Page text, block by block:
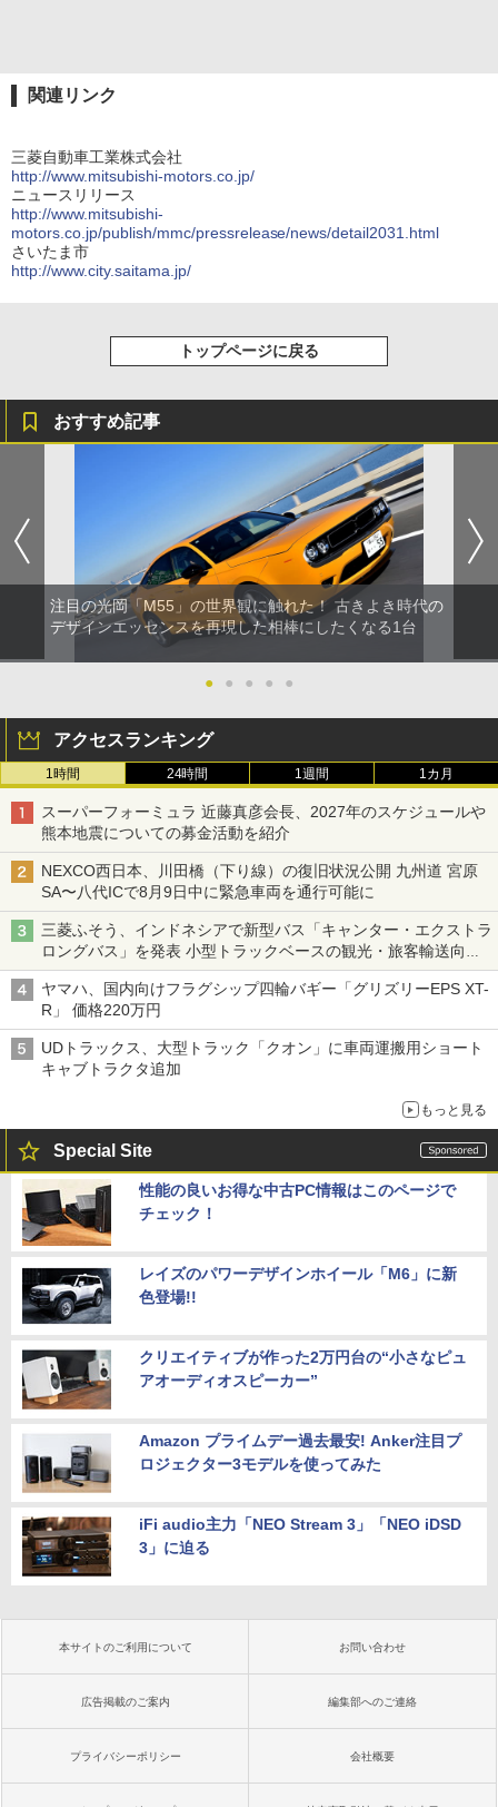
関連リンク
三菱自動車工業株式会社
http://www.mitsubishi-motors.co.jp/
ニュースリリース
http://www.mitsubishi-
motors.co.jp/publish/mmc/pressrelease/news/detail2031.html
さいたま市
http://www.city.saitama.jp/
トップページに戻る
おすすめ記事
注目の光岡「M55」の世界観に触れた！ 古きよき時代の
デザインエッセンスを再現した相棒にしたくなる1台
● ● ● ● ●
アクセスランキング
1時間 24時間 1週間 1カ月
スーパーフォーミュラ 近藤真彦会長、2027年のスケジュールや
熊本地震についての募金活動を紹介
NEXCO西日本、川田橋（下り線）の復旧状況公開 九州道 宮原
SA〜八代ICで8月9日中に緊急車両を通行可能に
三菱ふそう、インドネシアで新型バス「キャンター・エクストラ
ロングバス」を発表 小型トラックベースの観光・旅客輸送向け
バス
ヤマハ、国内向けフラグシップ四輪バギー「グリズリーEPS XT-
R」 価格220万円
UDトラックス、大型トラック「クオン」に車両運搬用ショート
キャブトラクタ追加
もっと見る
Special Site
性能の良いお得な中古PC情報はこのページで
チェック！
レイズのパワーデザインホイール「M6」に新
色登場!!
クリエイティブが作った2万円台の“小さなピュ
アオーディオスピーカー”
Amazon プライムデー過去最安! Anker注目プ
ロジェクター3モデルを使ってみた
iFi audio主力「NEO Stream 3」「NEO iDSD
3」に迫る
本サイトのご利用について お問い合わせ
広告掲載のご案内 編集部へのご連絡
プライバシーポリシー 会社概要